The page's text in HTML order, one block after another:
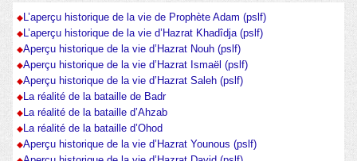
L’aperçu historique de la vie de Prophète Adam (pslf)
L’aperçu historique de la vie d’Hazrat Khadîdja (pslf)
Aperçu historique de la vie d’Hazrat Nouh (pslf)
Aperçu historique de la vie d’Hazrat Ismaël (pslf)
Aperçu historique de la vie d’Hazrat Saleh (pslf)
La réalité de la bataille de Badr
La réalité de la bataille d’Ahzab
La réalité de la bataille d’Ohod
Aperçu historique de la vie d’Hazrat Younous (pslf)